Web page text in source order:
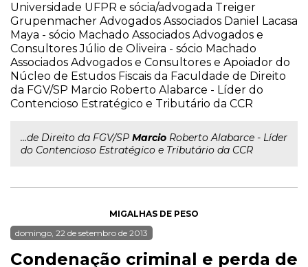
Universidade UFPR e sócia/advogada Treiger
Grupenmacher Advogados Associados Daniel Lacasa
Maya - sócio Machado Associados Advogados e
Consultores Júlio de Oliveira - sócio Machado
Associados Advogados e Consultores e Apoiador do
Núcleo de Estudos Fiscais da Faculdade de Direito
da FGV/SP Marcio Roberto Alabarce - Líder do
Contencioso Estratégico e Tributário da CCR
...de Direito da FGV/SP Marcio Roberto Alabarce - Líder
do Contencioso Estratégico e Tributário da CCR
MIGALHAS DE PESO
domingo, 22 de setembro de 2013
Condenação criminal e perda de